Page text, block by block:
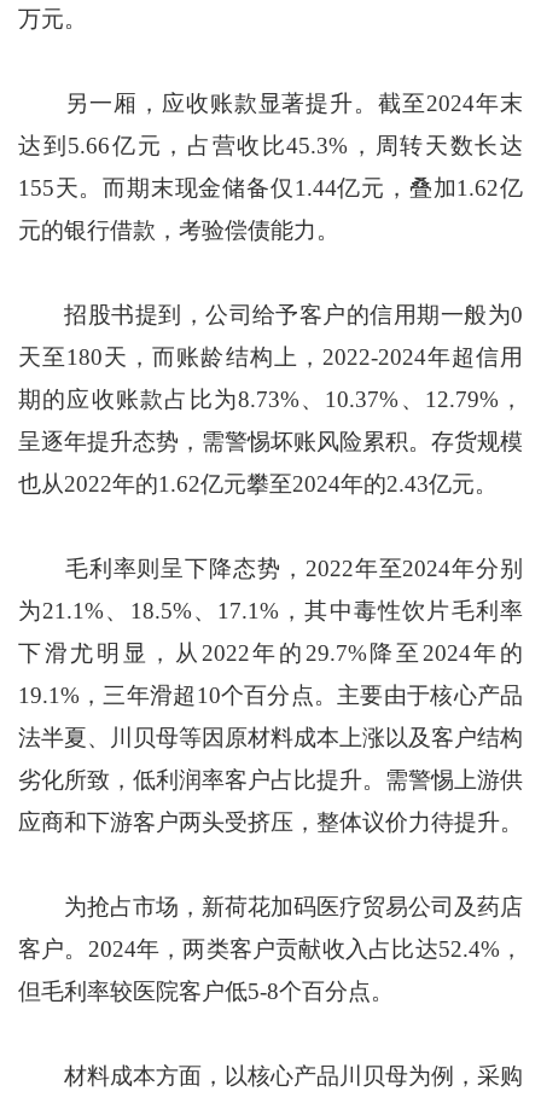
万元。
另一厢，应收账款显著提升。截至2024年末
达到5.66亿元，占营收比45.3%，周转天数长达
155天。而期末现金储备仅1.44亿元，叠加1.62亿
元的银行借款，考验偿债能力。
招股书提到，公司给予客户的信用期一般为0
天至180天，而账龄结构上，2022-2024年超信用
期的应收账款占比为8.73%、10.37%、12.79%，
呈逐年提升态势，需警惕坏账风险累积。存货规模
也从2022年的1.62亿元攀至2024年的2.43亿元。
毛利率则呈下降态势，2022年至2024年分别
为21.1%、18.5%、17.1%，其中毒性饮片毛利率
下滑尤明显，从2022年的29.7%降至2024年的
19.1%，三年滑超10个百分点。主要由于核心产品
法半夏、川贝母等因原材料成本上涨以及客户结构
劣化所致，低利润率客户占比提升。需警惕上游供
应商和下游客户两头受挤压，整体议价力待提升。
为抢占市场，新荷花加码医疗贸易公司及药店
客户。2024年，两类客户贡献收入占比达52.4%，
但毛利率较医院客户低5-8个百分点。
材料成本方面，以核心产品川贝母为例，采购